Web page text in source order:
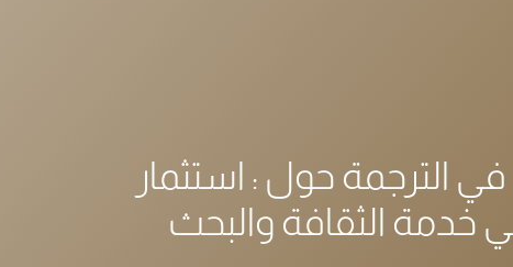
الترجمة حول : استثمار
خدمة الثقافة والبحث